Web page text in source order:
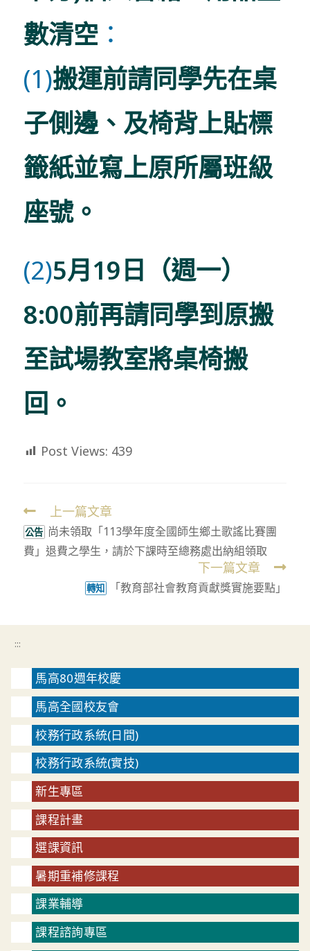
數清空：
(1)搬運前請同學先在桌
子側邊、及椅背上貼標
籤紙並寫上原所屬班級
座號。
(2)5月19日（週一）
8:00前再請同學到原搬
至試場教室將桌椅搬
回。
Post Views: 439
Read
more
articles
上一篇文章
公告 尚未領取「113學年度全國師生鄉土歌謠比賽團
費」退費之學生，請於下課時至總務處出納組領取
下一篇文章
轉知 「教育部社會教育貢獻獎實施要點」
:::
馬高80週年校慶
馬高全國校友會
校務行政系統(日間)
校務行政系統(實技)
新生專區
課程計畫
選課資訊
暑期重補修課程
課業輔導
課程諮詢專區